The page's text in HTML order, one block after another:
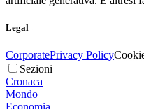
Legal
CorporatePrivacy Policy
Sezioni
Cronaca
Mondo
Economia